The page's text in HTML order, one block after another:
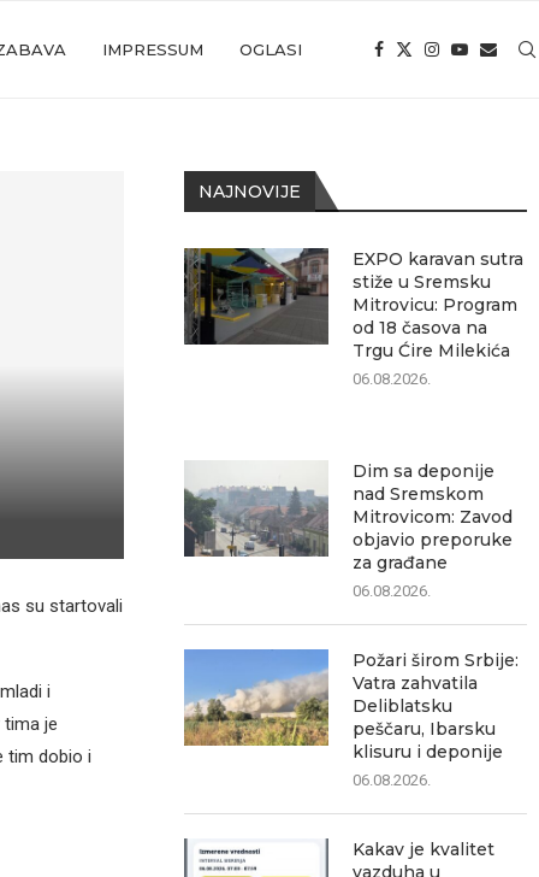
IMPRESSUM OGLASI
su startovali
i
tima je
tim dobio i
NAJNOVIJE
EXPO karavan sutra
stiže u Sremsku
Mitrovicu: Program
od 18 časova na
Trgu Ćire Milekića
06.08.2026.
Dim sa deponije
nad Sremskom
Mitrovicom: Zavod
objavio preporuke
za građane
06.08.2026.
Požari širom Srbije:
Vatra zahvatila
Deliblatsku
peščaru, Ibarsku
klisuru i deponije
06.08.2026.
Kakav je kvalitet
vazduha u